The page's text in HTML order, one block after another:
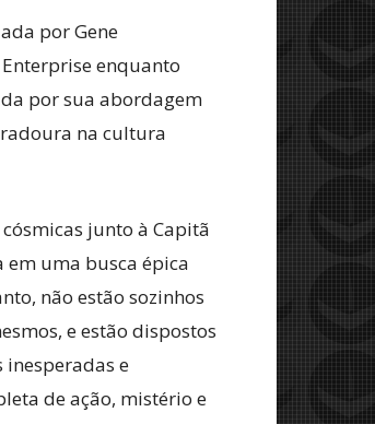
por Gene
enquanto
por sua abordagem
na cultura
junto à Capitã
em uma busca épica
não estão sozinhos
e estão dispostos
e
de ação, mistério e